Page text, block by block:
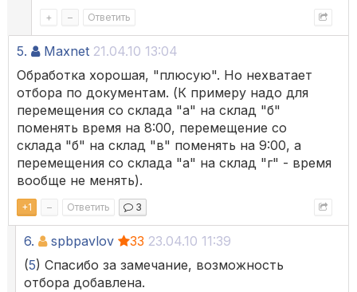
+ – Ответить
5. Maxnet 21.04.10 13:04
Обработка хорошая, "плюсую". Но нехватает
отбора по документам. (К примеру надо для
перемещения со склада "а" на склад "б"
поменять время на 8:00, перемещение со
склада "б" на склад "в" поменять на 9:00, а
перемещения со склада "а" на склад "г" - время
вообще не менять).
+1 – Ответить 3
6. spbpavlov 33 23.04.10 11:39
(5) Спасибо за замечание, возможность
отбора добавлена.